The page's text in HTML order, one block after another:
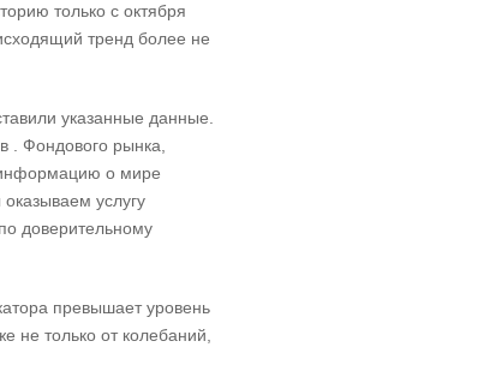
только с октября
тренд более не
указанные данные.
. Фондового рынка,
о мире
услугу
доверительному
превышает уровень
не только от колебаний,